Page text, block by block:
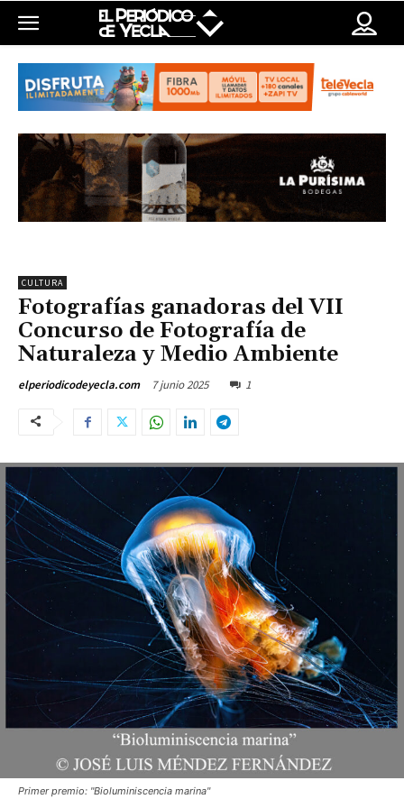
CULTURA
Fotografías ganadoras del VII
Concurso de Fotografía de
Naturaleza y Medio Ambiente
elperiodicodeyecla.com 7 junio 2025 1
Primer premio: "Bioluminiscencia marina"